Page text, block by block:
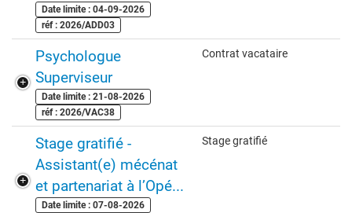
Date limite : 04-09-2026
réf : 2026/ADD03
Psychologue
Superviseur
Date limite : 21-08-2026
réf : 2026/VAC38
Contrat vacataire
Stage gratifié -
Assistant(e) mécénat
et partenariat à l’Opé...
Date limite : 07-08-2026
Stage gratifié